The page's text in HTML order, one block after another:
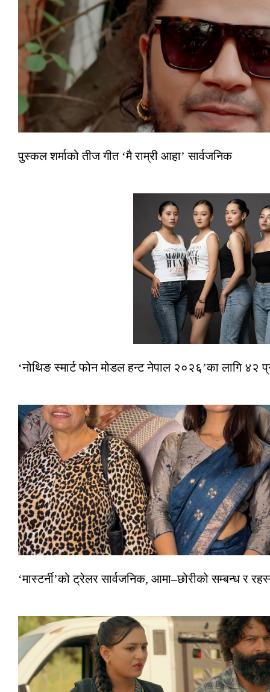
पुस्कल शर्माको तीज गीत ‘मै राम्री आहा’ सार्वजनिक
‘नोथिङ स्मार्ट फोन मोडल हन्ट नेपाल २०२६’का लागि ४२
‘मास्टर्नी’को ट्रेलर सार्वजनिक, आमा–छोरीको सम्बन्ध र